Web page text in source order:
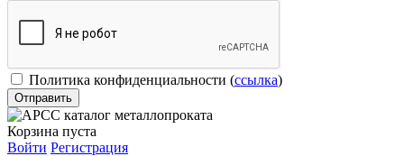
Политика конфиденциальности (ссылка)
Корзина пуста
Войти Регистрация